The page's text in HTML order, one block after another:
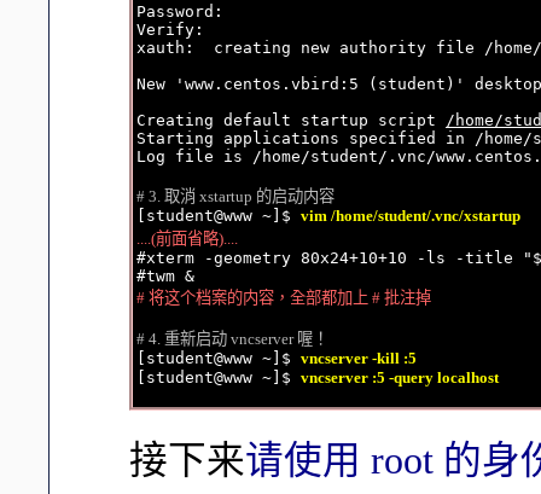
Password:
Verify:
xauth:  creating new authority file /
New 'www.centos.vbird:5 (student)'
Creating default startup script
/home/
Starting applications specified in /home/
Log file is /home/student/.vnc/
# 3. 取消 xstartup 的启动内容
[student@www ~]$ vim /home/student/.vnc/xstartup
....(前面省略)....
#xterm -geometry 80x24+10+10 -ls -title
# 将这个档案的内容，全部都加上 # 批注掉
# 4. 重新启动 vncserver 喔！
[student@www ~]$ vncserver -kill :5
[student@www ~]$ vncserver :5 -query localhost
接下来请使用 root 的身